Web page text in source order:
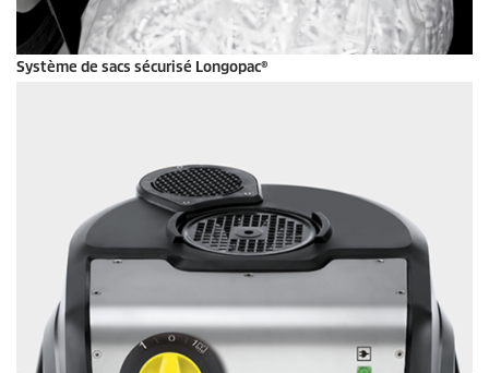
Système de sacs sécurisé Longopac®